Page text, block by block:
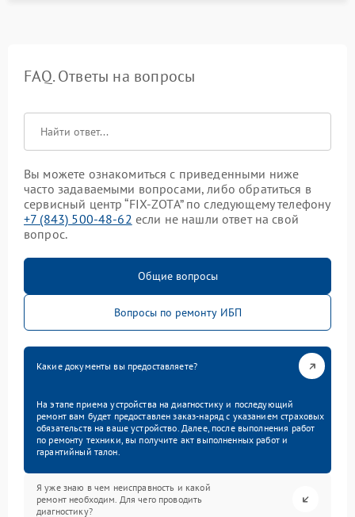
FAQ. Ответы на вопросы
Вы можете ознакомиться с приведенными ниже
часто задаваемыми вопросами, либо обратиться в
сервисный центр “FIX-ZOTA” по следующему телефону
+7 (843) 500-48-62 если не нашли ответ на свой
вопрос.
Общие вопросы
Вопросы по ремонту ИБП
Какие документы вы предоставляете?
На этапе приема устройства на диагностику и последующий
ремонт вам будет предоставлен заказ-наряд с указанием страховых
обязательств на ваше устройство. Далее, после выполнения работ
по ремонту техники, вы получите акт выполненных работ и
гарантийный талон.
Я уже знаю в чем неисправность и какой
ремонт необходим. Для чего проводить
диагностику?